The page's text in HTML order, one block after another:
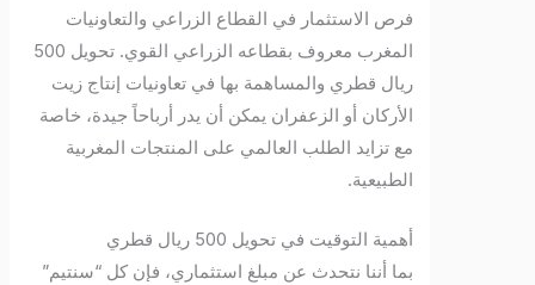
فرص الاستثمار في القطاع الزراعي والتعاونيات
المغرب معروف بقطاعه الزراعي القوي. تحويل 500
ريال قطري والمساهمة بها في تعاونيات إنتاج زيت
الأركان أو الزعفران يمكن أن يدر أرباحاً جيدة، خاصة
مع تزايد الطلب العالمي على المنتجات المغربية
الطبيعية.
أهمية التوقيت في تحويل 500 ريال قطري
بما أننا نتحدث عن مبلغ استثماري، فإن كل “سنتيم”